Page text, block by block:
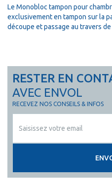
Le Monobloc tampon pour
exclusivement en tampon sur la
découpe et passage au travers de
RESTER EN
AVEC ENVOL
RECEVEZ NOS CONSEILS & INFOS